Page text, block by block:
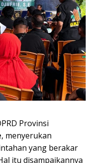
Provinsi
, menyerukan
yang berakar
itu disampaikannya